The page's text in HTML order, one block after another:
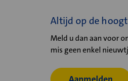
Altijd op de
Meld u dan aan voor
mis geen enkel